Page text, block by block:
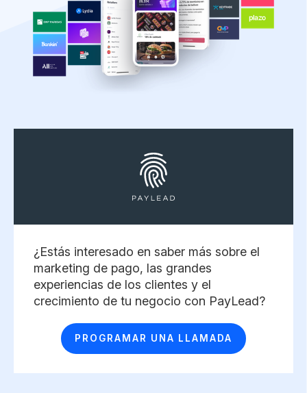
¿Estás interesado en saber más sobre el
marketing de pago, las grandes
experiencias de los clientes y el
crecimiento de tu negocio con PayLead? ​
PROGRAMAR UNA LLAMADA